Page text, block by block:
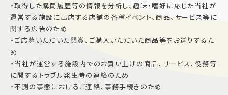
・取得した購買履歴等の情報を分析し、趣味・嗜好に応じた当社が
運営する施設に出店する店舗の各種イベント、商品、サービス等に
関する広告のため
・ご応募いただいた懸賞、ご購入いただいた商品等をお送りするた
め
・当社が運営する施設内でのお買い上げの商品、サービス、役務等
に関するトラブル発生時の連絡のため
・不測の事態におけるご連絡、事務手続きのため